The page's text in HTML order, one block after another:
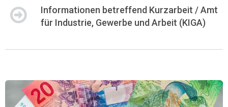
Informationen betreffend Kurzarbeit / Amt
für Industrie, Gewerbe und Arbeit (KIGA)